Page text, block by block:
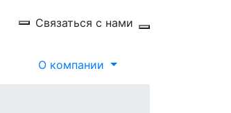
Связаться с нами
О компании